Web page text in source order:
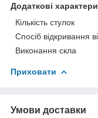
Додаткові
Кількість стулок
Спосіб відкривання
Виконання скла
Приховати
Умови доставки